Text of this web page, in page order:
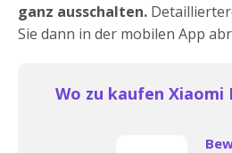
ganz ausschalten.
Sie dann in der mobilen App
Wo zu kaufen Xiaomi